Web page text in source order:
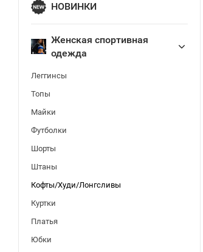
НОВИНКИ
Женская спортивная
одежда
Леггинсы
Топы
Майки
Футболки
Шорты
Штаны
Кофты/Худи/Лонгсливы
Куртки
Платья
Юбки